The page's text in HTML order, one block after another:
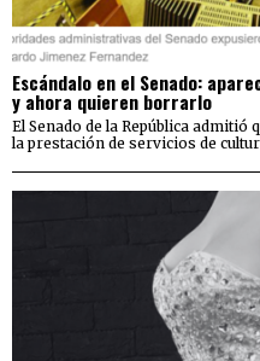
Escándalo en el Senado:
y ahora quieren borrarlo
El Senado de la República admitió
la prestación de servicios de